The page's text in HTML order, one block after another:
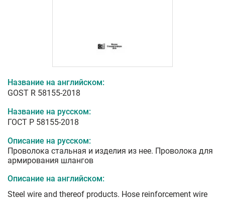
Название на английском:
GOST R 58155-2018
Название на русском:
ГОСТ Р 58155-2018
Описание на русском:
Проволока стальная и изделия из нее. Проволока для
армирования шлангов
Описание на английском:
Steel wire and thereof products. Hose reinforcement wire